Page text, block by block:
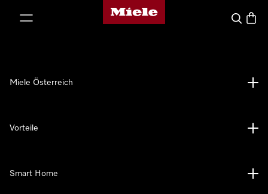
Miele-Homepage
Suche
Miele Österreich
Vorteile
Smart Home